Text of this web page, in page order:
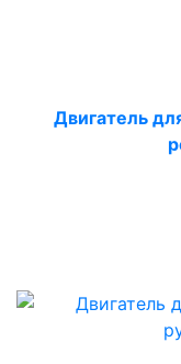
Двигатель